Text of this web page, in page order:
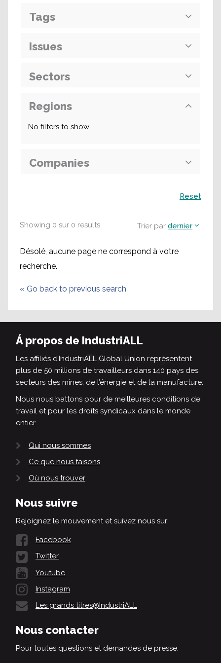
Showing 0 sur 0 results Trier par dernier
Désolé, aucune page ne correspond à votre
recherche.
« Go back to previous search
Tags
Issues
Sectors
Regions
No filters to show
Companies
Reset
Á propos de IndustriALL
Les affiliés d’IndustriALL Global Union représentent
plus de 50 millions de travailleurs dans 140 pays des
secteurs des mines, de l’énergie et de la manufacture.
Nous nous battons pour de meilleures conditions de
travail et pour les droits syndicaux dans le monde
entier.
Qui nous sommes
Ce que nous faisons
Où nous trouver
Nous suivre
Rejoignez le mouvement et suivez nous sur:
Facebook
Twitter
Youtube
Instagram
Les grands titres@IndustriALL
Nous contacter
Pour toutes questions et demandes de presse: